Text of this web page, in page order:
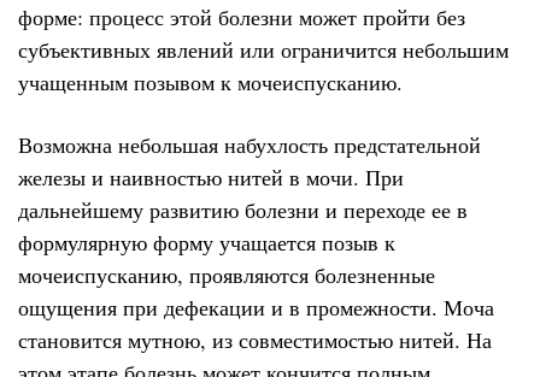
форме: процесс этой болезни может пройти без
субъективных явлений или ограничится небольшим
учащенным позывом к мочеиспусканию.
Возможна небольшая набухлость предстательной
железы и наивностью нитей в мочи. При
дальнейшему развитию болезни и переходе ее в
формулярную форму учащается позыв к
мочеиспусканию, проявляются болезненные
ощущения при дефекации и в промежности. Моча
становится мутною, из совместимостью нитей. На